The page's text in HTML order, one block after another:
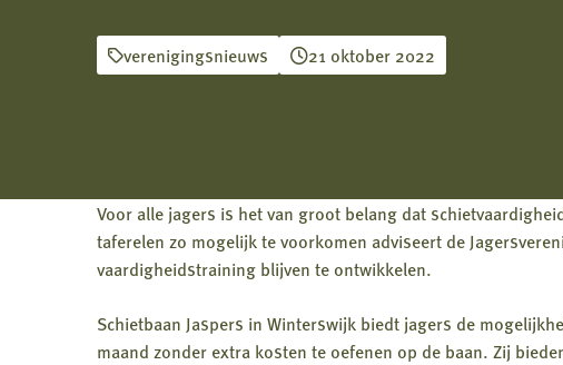
verenigingsnieuws 21 oktober 2022
Voor alle jagers is het van groot belang dat
taferelen zo mogelijk te voorkomen adviseert de
vaardigheidstraining blijven te ontwikkelen.
Schietbaan Jaspers in Winterswijk biedt jagers de
maand zonder extra kosten te oefenen op de baan. Zij